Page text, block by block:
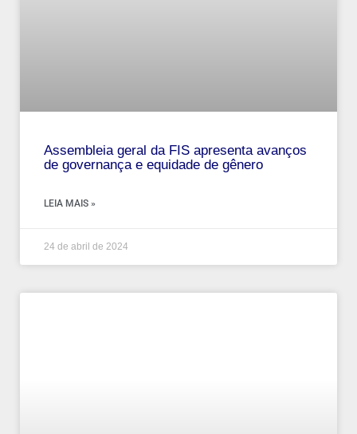
Assembleia geral da FIS apresenta avanços
de governança e equidade de gênero
LEIA MAIS »
24 de abril de 2024